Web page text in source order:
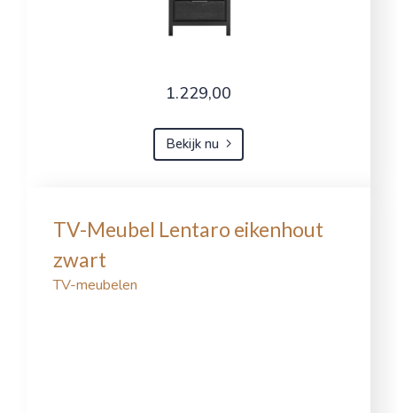
1.229,00
Bekijk nu
TV-Meubel Lentaro eikenhout
zwart
TV-meubelen